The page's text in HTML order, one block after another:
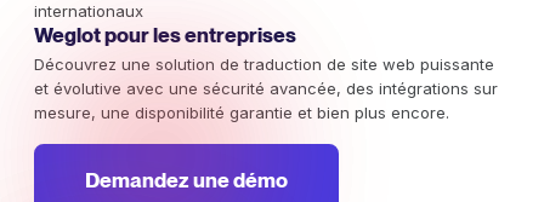
internationaux
Weglot pour les entreprises
Découvrez une solution de traduction de site web puissante
et évolutive avec une sécurité avancée, des intégrations sur
mesure, une disponibilité garantie et bien plus encore.
Demandez une démo